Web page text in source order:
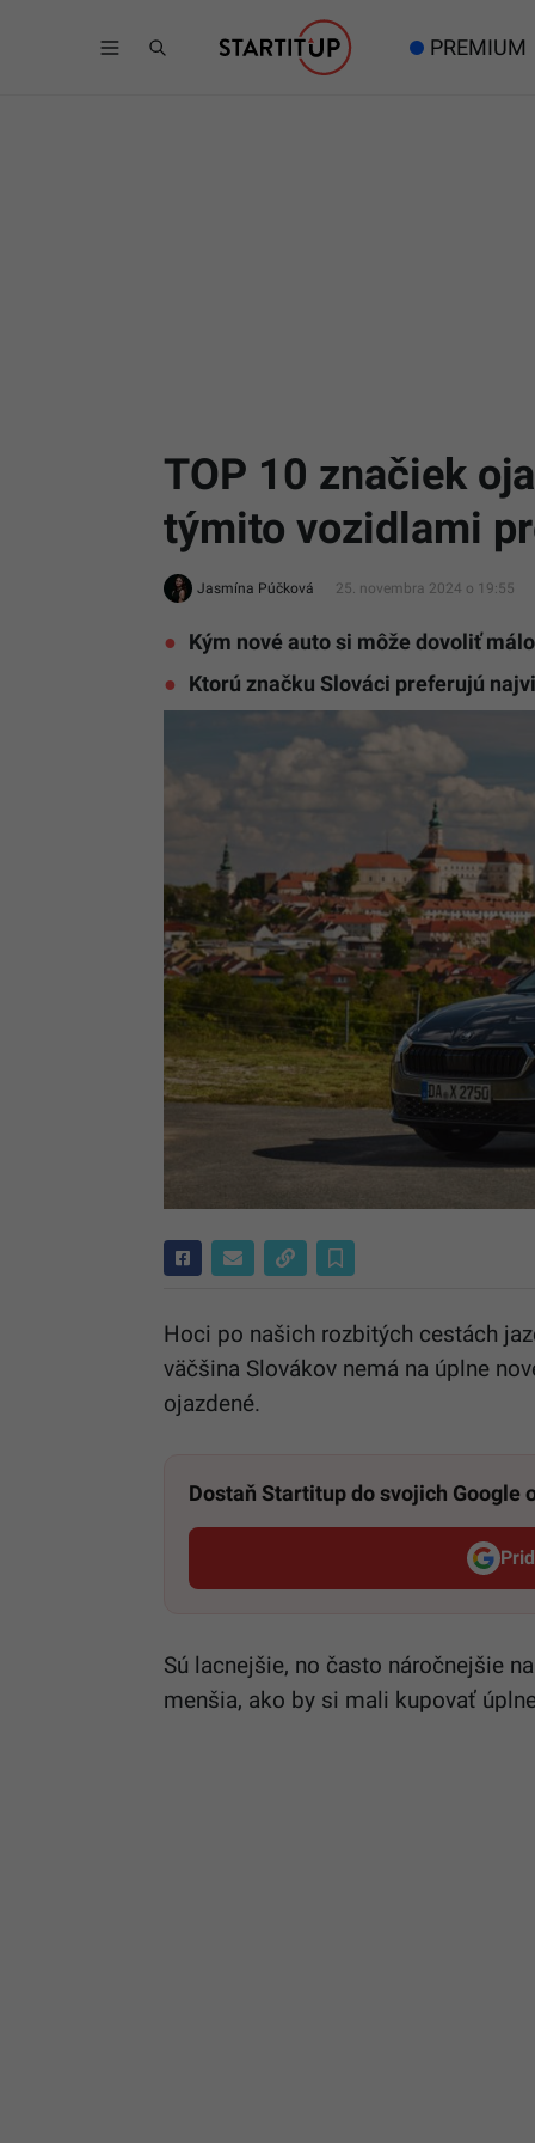
PREMIUM
TOP 10 značiek
týmito vozidlami
Jasmína Púčková 25. novembra 2024 o 19:55
Kým nové auto si môže dovoliť
Ktorú značku Slováci preferujú
Hoci po našich rozbitých cestách
väčšina Slovákov nemá na úplne
ojazdené.
Dostaň Startitup do svojich Google
Sú lacnejšie, no často náročnejšie
menšia, ako by si mali kupovať